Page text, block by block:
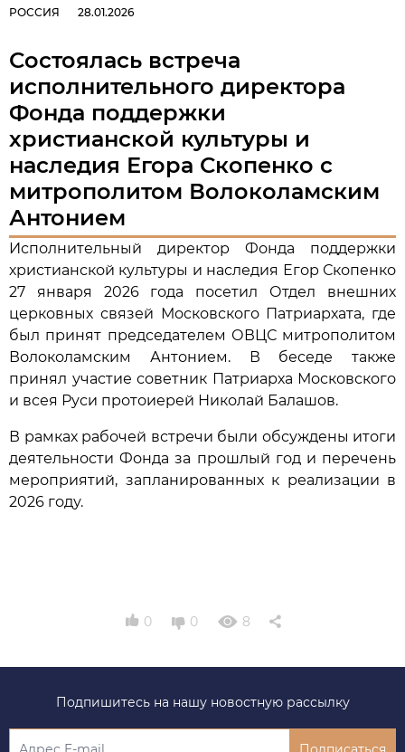
РОССИЯ 28.01.2026
Состоялась встреча
исполнительного директора
Фонда поддержки
христианской культуры и
наследия Егора Скопенко с
митрополитом Волоколамским
Антонием
Исполнительный директор Фонда поддержки
христианской культуры и наследия Егор Скопенко
27 января 2026 года посетил Отдел внешних
церковных связей Московского Патриархата, где
был принят председателем ОВЦС митрополитом
Волоколамским Антонием. В беседе также
принял участие советник Патриарха Московского
и всея Руси протоиерей Николай Балашов.
В рамках рабочей встречи были обсуждены итоги
деятельности Фонда за прошлый год и перечень
мероприятий, запланированных к реализации в
2026 году.
0 0 8
Подпишитесь на нашу новостную рассылку